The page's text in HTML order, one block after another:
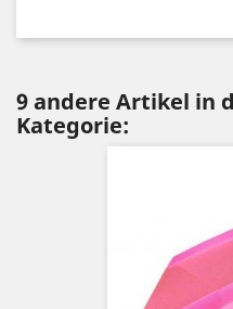
9 andere Artikel in
Kategorie: